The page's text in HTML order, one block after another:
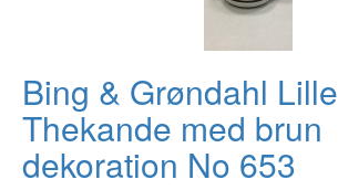
Bing & Grøndahl Lille
Thekande med brun
dekoration No 653